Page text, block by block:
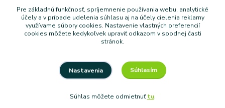
O nás
Obchodné podmienky
Ochrana súkromia
Služby
Vytvorené na
Eshop-rychlo.sk
Pre základnú funkčnosť, spríjemnenie používania webu, analytické
účely a v prípade udelenia súhlasu aj na účely cielenia reklamy
využívame súbory cookies. Nastavenie vlastných preferencií
cookies môžete kedykoľvek upraviť odkazom v spodnej časti
stránok.
Nastavenia Súhlasím
Súhlas môžete odmietnuťtu.